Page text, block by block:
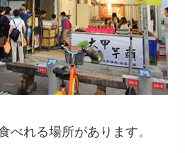
べれる場所があります。